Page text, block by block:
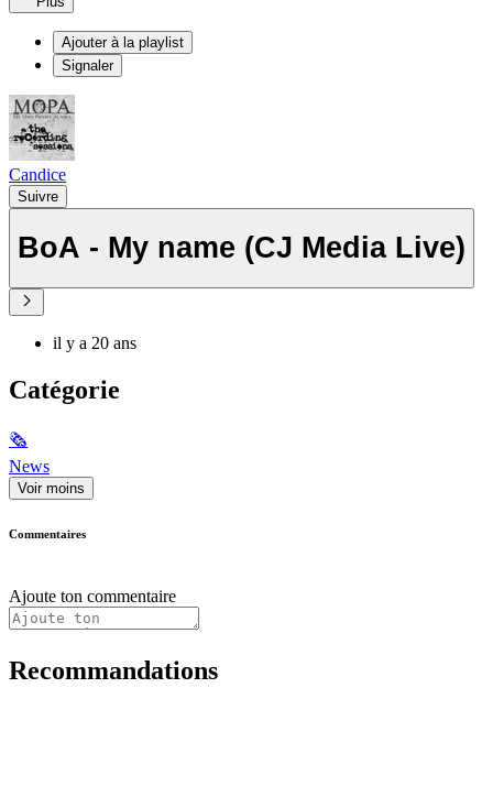
Ajouter à la playlist
Signaler
Candice
Suivre
BoA - My name (CJ Media Live)
il y a 20 ans
Catégorie
🗞
News
Voir moins
Commentaires
Ajoute ton commentaire
Recommandations